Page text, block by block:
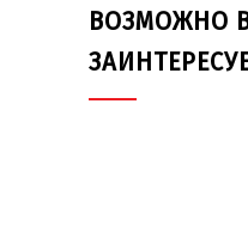
ВОЗМОЖНО